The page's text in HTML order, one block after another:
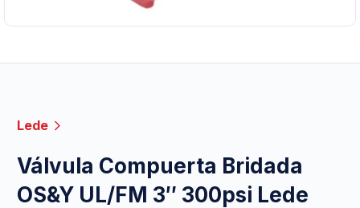
Lede
Válvula Compuerta Bridada
OS&Y UL/FM 3″ 300psi Lede